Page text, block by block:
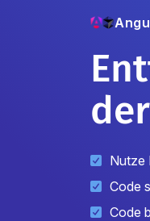
Nutze
Code
Code